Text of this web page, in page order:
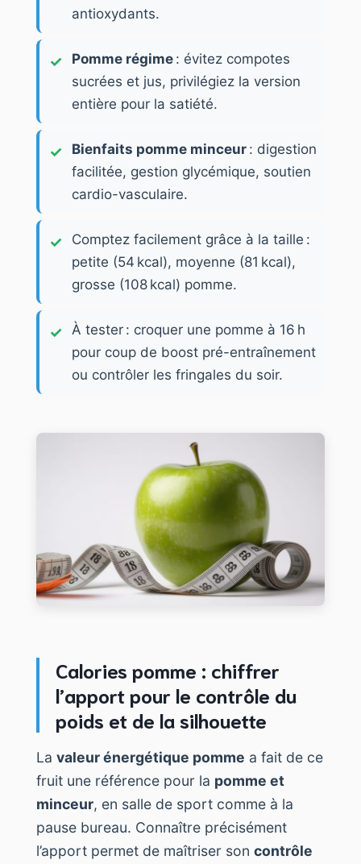
antioxydants.
Pomme régime : évitez compotes
sucrées et jus, privilégiez la version
entière pour la satiété.
Bienfaits pomme minceur : digestion
facilitée, gestion glycémique, soutien
cardio-vasculaire.
Comptez facilement grâce à la taille :
petite (54 kcal), moyenne (81 kcal),
grosse (108 kcal) pomme.
À tester : croquer une pomme à 16 h
pour coup de boost pré-entraînement
ou contrôler les fringales du soir.
Calories pomme : chiffrer
l’apport pour le contrôle du
poids et de la silhouette
La valeur énergétique pomme a fait de ce
fruit une référence pour la pomme et
minceur, en salle de sport comme à la
pause bureau. Connaître précisément
l’apport permet de maîtriser son contrôle